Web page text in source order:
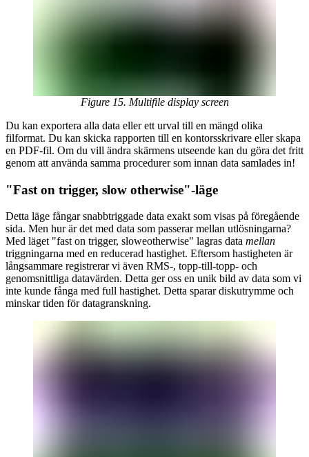
Figure 15. Multifile display screen
Du kan exportera alla data eller ett urval till en mängd olika
filformat. Du kan skicka rapporten till en kontorsskrivare eller skapa
en PDF-fil. Om du vill ändra skärmens utseende kan du göra det fritt
genom att använda samma procedurer som innan data samlades in!
"Fast on trigger, slow otherwise"-läge
Detta läge fångar snabbtriggade data exakt som visas på föregående
sida. Men hur är det med data som passerar mellan utlösningarna?
Med läget "fast on trigger, sloweotherwise" lagras data mellan
triggningarna med en reducerad hastighet. Eftersom hastigheten är
långsammare registrerar vi även RMS-, topp-till-topp- och
genomsnittliga datavärden. Detta ger oss en unik bild av data som vi
inte kunde fånga med full hastighet. Detta sparar diskutrymme och
minskar tiden för datagranskning.